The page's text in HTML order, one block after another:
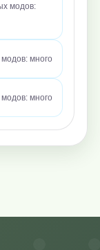
модов:
много
много